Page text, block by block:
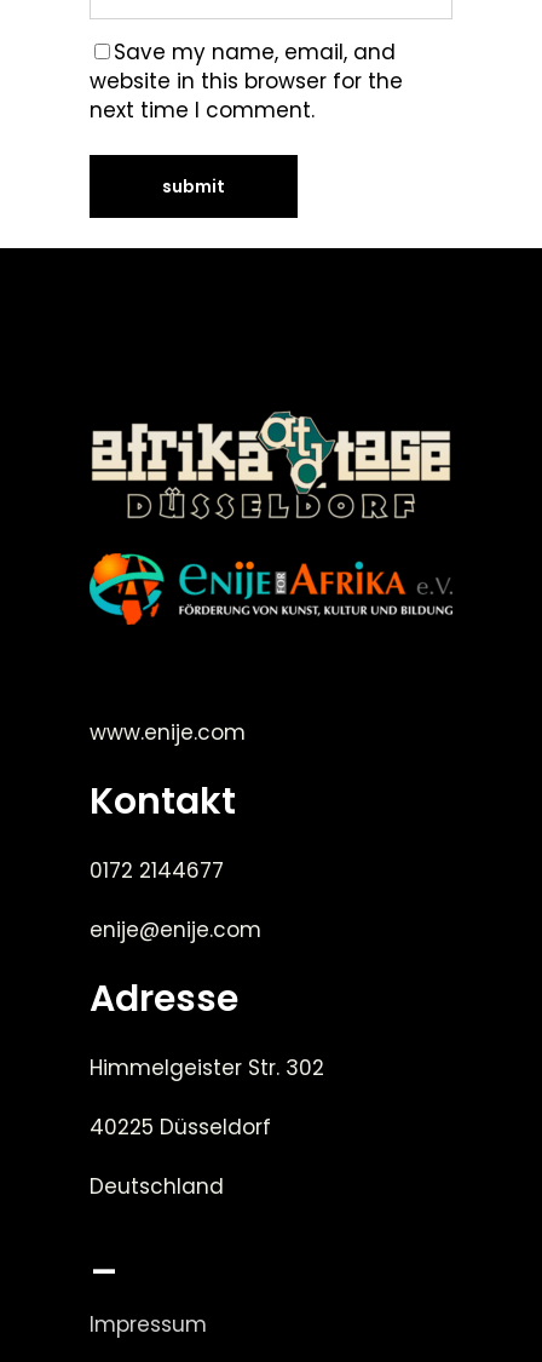
Save my name, email, and
website in this browser for the
next time I comment.
www.enije.com
Kontakt
0172 2144677
enije@enije.com
Adresse
Himmelgeister Str. 302
40225 Düsseldorf
Deutschland
_
Impressum